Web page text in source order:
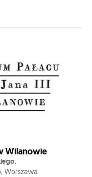
Wilanowie
Warszawa